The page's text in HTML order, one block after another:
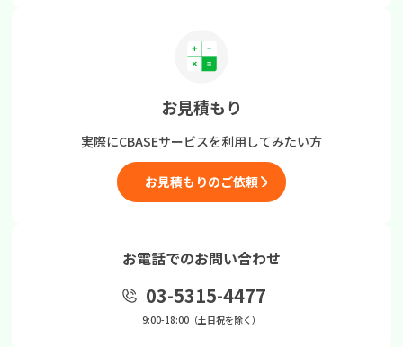
お見積もり
実際にCBASEサービスを利用してみたい方
お見積もりのご依頼
お電話でのお問い合わせ
03-5315-4477
9:00-18:00（土日祝を除く）